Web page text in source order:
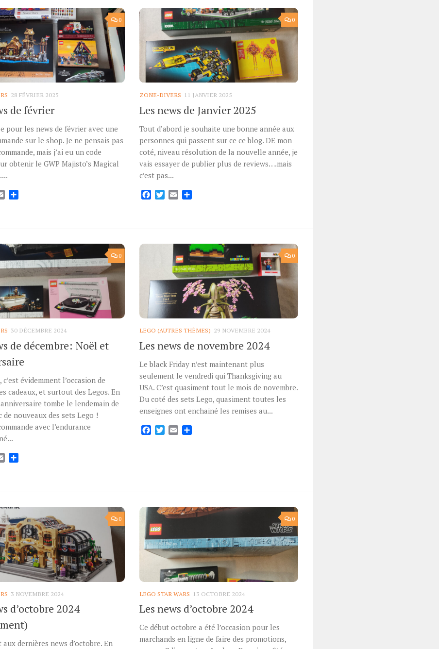
0
28 FÉVRIER 2025
de février
pour les news de février avec une
sur le shop. Je ne pensais pas
mais j’ai eu un code
obtenir le GWP Majisto’s Magical
Email
0
ZONE-DIVERS 11 JANVIER 2025
Les news de Janvier 2025
Tout d’abord je souhaite une bonne année aux
personnes qui passent sur ce ce blog. DE mon
coté, niveau résolution de la nouvelle année, je
vais essayer de publier plus de reviews….mais
c’est pas...
FacebookTwitter
Email
0
30 DÉCEMBRE 2024
de décembre: Noël et
c’est évidemment l’occasion de
cadeaux, et surtout des Legos. En
tombe le lendemain de
de nouveaux des sets Lego !
avec l’endurance
Email
0
LEGO (AUTRES THÈMES) 29 NOVEMBRE 2024
Les news de novembre 2024
Le black Friday n’est maintenant plus
seulement le vendredi qui Thanksgiving au
USA. C’est quasiment tout le mois de novembre.
Du coté des sets Lego, quasiment toutes les
enseignes ont enchainé les remises au...
FacebookTwitter
Email
0
3 NOVEMBRE 2024
d’octobre 2024
dernières news d’octobre. En
0
LEGO STAR WARS 13 OCTOBRE 2024
Les news d’octobre 2024
Ce début octobre a été l’occasion pour les
marchands en ligne de faire des promotions,